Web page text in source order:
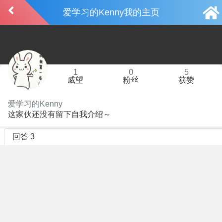
爱学习的Kenny我的主页
1
威望
0
粉丝
5
获赞
爱学习的Kenny
这家伙还没有留下自我介绍～
回答 3